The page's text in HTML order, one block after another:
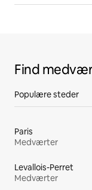
Find
Populære steder
Paris
Medværter
Levallois-Perret
Medværter